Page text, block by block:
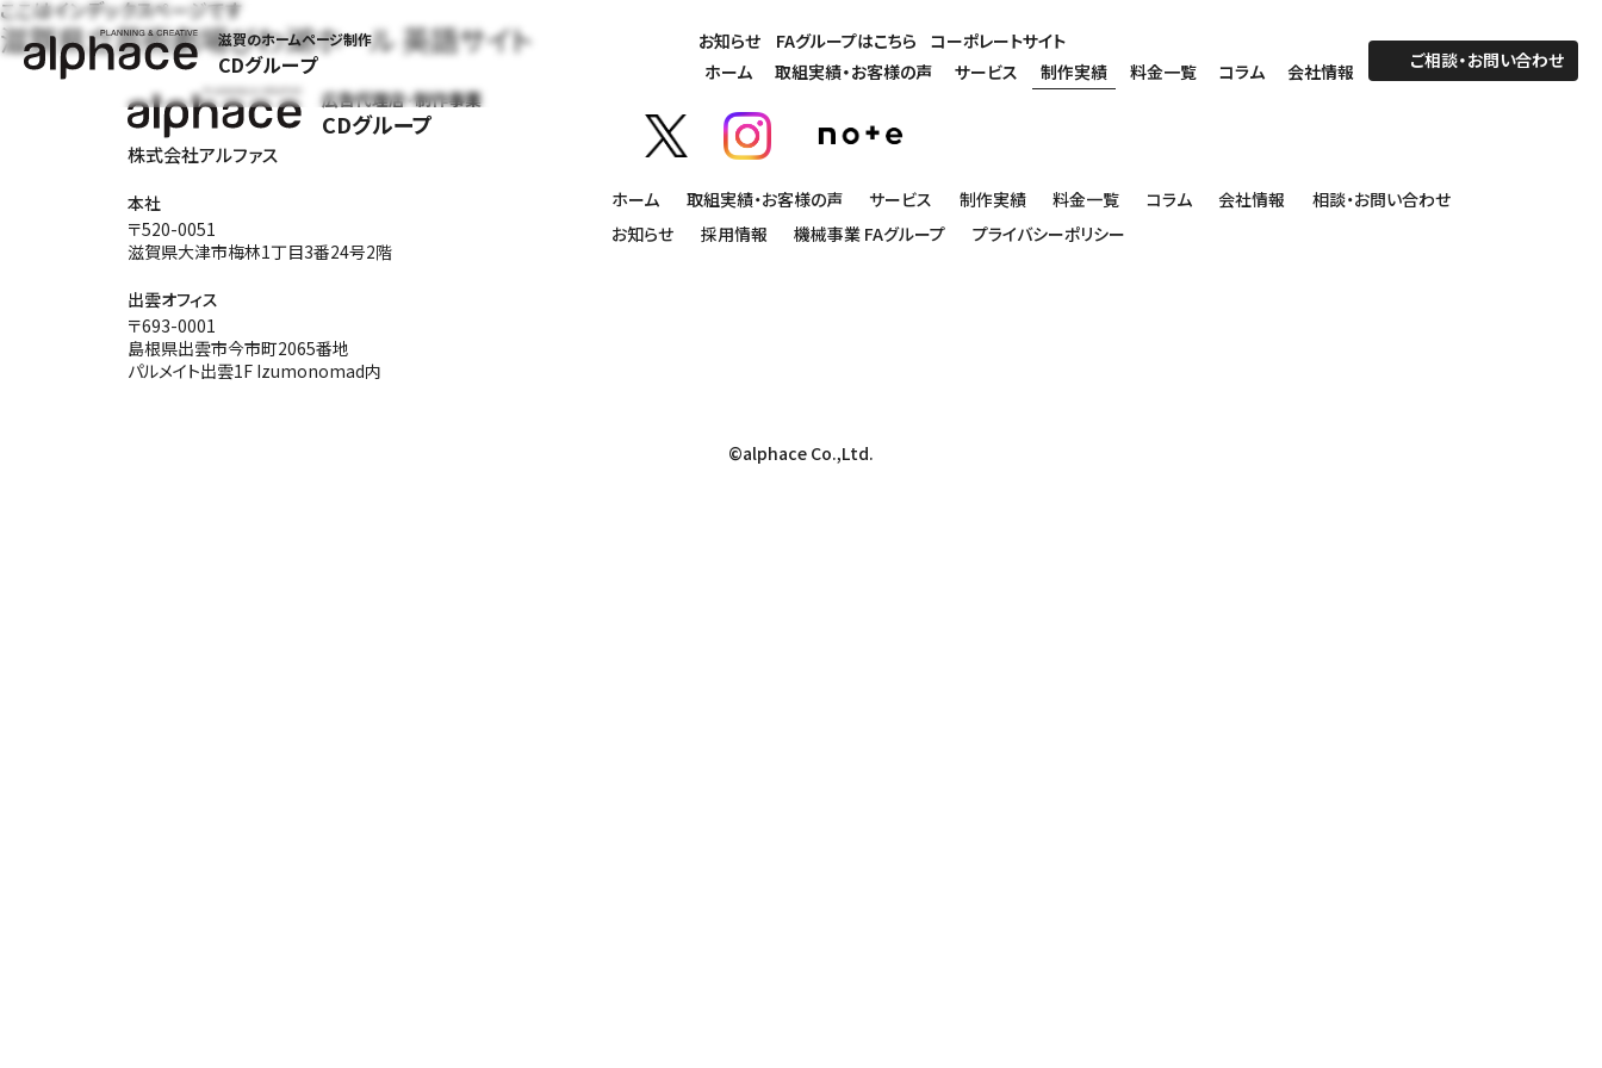
滋賀のホームページ制作
CDグループ ホーム 取組実績・お客様の声 サービス 制作実績 料金一覧 コラム 会社情報
お知らせ FAグループはこちら
コーポレートサイト
ご相談・お問い合わせ
ここはインデックスページです
滋賀県立芸術劇場びわ湖ホール 英語サイト
ホーム 取組実績・お客様の声 サービス 制作実績 料金一覧 コラム 会社情報
相談・お問い合わせ
お知らせ
採用情報 機械事業 FAグループ プライバシーポリシー
広告代理店・制作事業
CDグループ
株式会社アルファス
本社
〒520-0051
滋賀県大津市梅林1丁目3番24号2階
出雲オフィス
〒693-0001
島根県出雲市今市町2065番地
パルメイト出雲1F Izumonomad内
©alphace Co.,Ltd.